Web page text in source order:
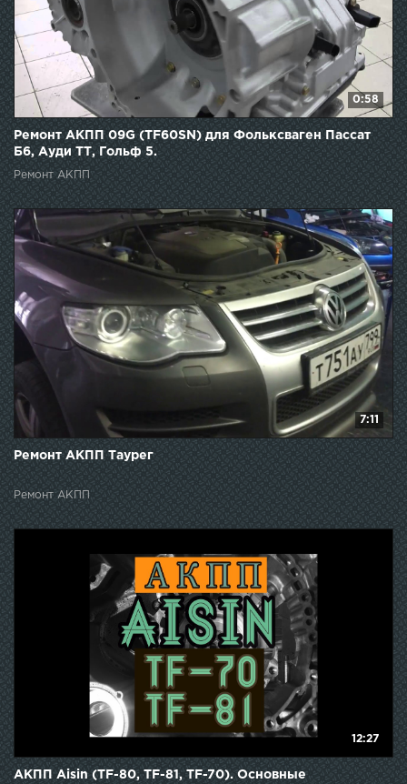
0:58
Ремонт АКПП 09G (TF60SN) для Фольксваген Пассат
Б6, Ауди ТТ, Гольф 5.
Ремонт АКПП
7:11
Ремонт АКПП Таурег
Ремонт АКПП
12:27
АКПП Aisin (TF-80, TF-81, TF-70). Основные